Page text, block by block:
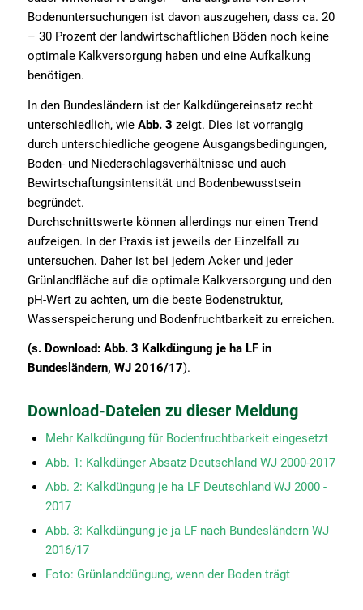
Bodenuntersuchungen ist davon auszugehen, dass ca. 20
– 30 Prozent der landwirtschaftlichen Böden noch keine
optimale Kalkversorgung haben und eine Aufkalkung
benötigen.
In den Bundesländern ist der Kalkdüngereinsatz recht
unterschiedlich, wie Abb. 3 zeigt. Dies ist vorrangig
durch unterschiedliche geogene Ausgangsbedingungen,
Boden- und Niederschlagsverhältnisse und auch
Bewirtschaftungsintensität und Bodenbewusstsein
begründet.
Durchschnittswerte können allerdings nur einen Trend
aufzeigen. In der Praxis ist jeweils der Einzelfall zu
untersuchen. Daher ist bei jedem Acker und jeder
Grünlandfläche auf die optimale Kalkversorgung und den
pH-Wert zu achten, um die beste Bodenstruktur,
Wasserspeicherung und Bodenfruchtbarkeit zu erreichen.
(s. Download: Abb. 3 Kalkdüngung je ha LF in
Bundesländern, WJ 2016/17).
Download-Dateien zu dieser Meldung
Mehr Kalkdüngung für Bodenfruchtbarkeit eingesetzt
Abb. 1: Kalkdünger Absatz Deutschland WJ 2000-2017
Abb. 2: Kalkdüngung je ha LF Deutschland WJ 2000 -
2017
Abb. 3: Kalkdüngung je ja LF nach Bundesländern WJ
2016/17
Foto: Grünlanddüngung, wenn der Boden trägt